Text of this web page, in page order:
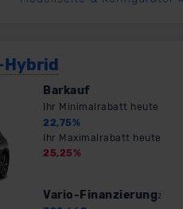
Hybrid
Barkauf
Ihr Minimalrabatt heute
22,75%
Ihr Maximalrabatt heute
25,25%
Vario-Finanzierung 2